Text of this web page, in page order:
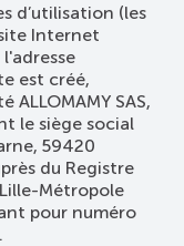
d’utilisation (les
Internet
l'adresse
est créé,
SAS,
le siège social
59420
du Registre
Métropole
pour numéro